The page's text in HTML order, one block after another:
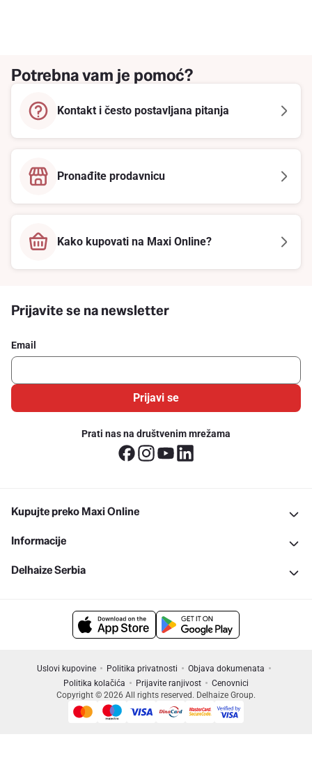
Potrebna vam je pomoć?
Kontakt i često postavljana pitanja
Pronađite prodavnicu
Kako kupovati na Maxi Online?
Prijavite se na newsletter
Email
Prijavi se
Prati nas na društvenim mrežama
Kupujte preko Maxi Online
Informacije
Delhaize Serbia
Uslovi kupovine Politika privatnosti
Objava dokumenata
Politika kolačića
Prijavite ranjivost
Cenovnici
Copyright © 2026 All rights reserved. Delhaize Group.